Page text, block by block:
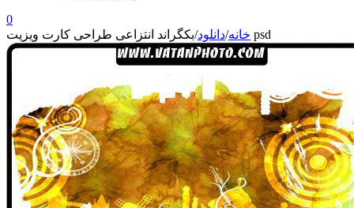
0
خانه/دانلود/ بکگراند انتزاعی طراحی کارت ویزیت psd